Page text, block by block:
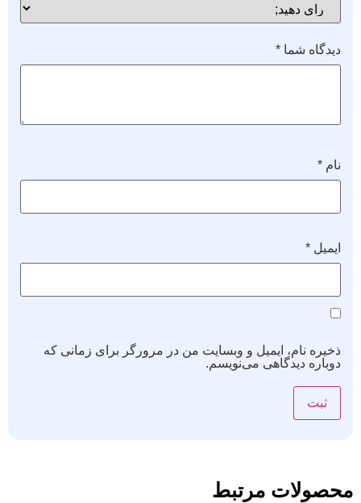
دیدگاه شما *
نام *
ایمیل *
ذخیره نام، ایمیل و وبسایت من در مرورگر برای زمانی که
دوباره دیدگاهی می‌نویسم.
محصولات مرتبط